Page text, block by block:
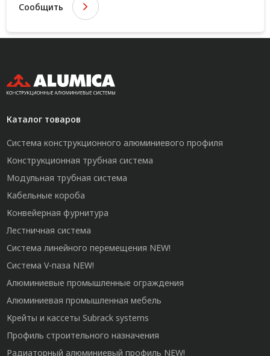
Сообщить
Каталог товаров
Система конструкционного алюминиевого профиля
Конструкционная трубная система
Модульная трубная система
Кабельные короба
Конвейерная фурнитура
Лестничная система
Система линейного перемещения NEW!
Система V-паза NEW!
Алюминиевые промышленные ограждения
Алюминиевая промышленная мебель
Крейты и кассеты Subrack systems
Профиль строительного назначения
Радиаторный алюминиевый профиль NEW!